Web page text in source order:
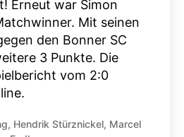
Erneut war Simon
Mit seinen
den Bonner SC
3 Punkte. Die
vom 2:0
, Hendrik Stürznickel, Marcel